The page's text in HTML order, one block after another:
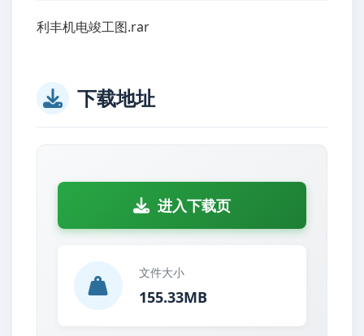
利丰机电竣工图.rar
下载地址
进入下载页
文件大小
155.33MB